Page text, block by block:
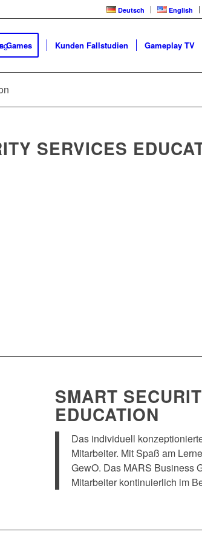
Deutsch English
Games Kunden Fallstudien Gameplay TV
SERVICES
SMART
EDUCATION
Das individuell
Mitarbeiter. Mit Spaß am
GewO. Das MARS Business
Mitarbeiter kontinuierlich im